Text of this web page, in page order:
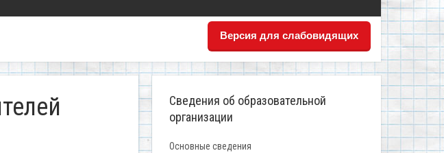
Версия для слабовидящих
Сведения об образовательной
организации
Основные сведения